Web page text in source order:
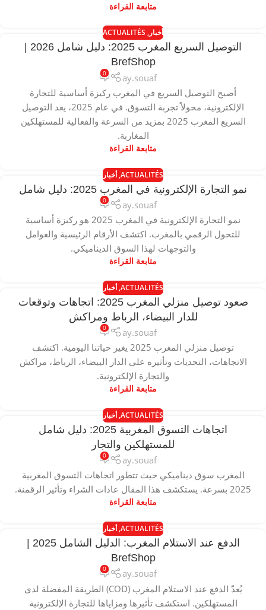
متابعة القراءة
أخبار,
ACTUALITÉS
BrefShop
ay.souaf
0
أصبح التوصيل السريع في المغرب ركيزة أساسية للتجارة
الإلكترونية، محولاً تجربة التسوق. في عام 2025، يعد التوصيل
السريع المغرب 2025 بمزيد من السرعة والفعالية للمستهلكين
المغاربة.
متابعة القراءة
ACTUALITÉS
,أخبار
نمو التجارة الإلكترونية في المغرب 2025: دليل شامل
ay.souaf
0
نمو التجارة الإلكترونية في المغرب 2025 هو ركيزة أساسية
للتحول الرقمي بالمغرب. اكتشف الأرقام الرئيسية والعوامل
والتوجهات لهذا السوق الديناميكي.
متابعة القراءة
ACTUALITÉS
,أخبار
صعود توصيل منزلي المغرب 2025: اتجاهات وتوقعات
للدار البيضاء، الرباط ومراكش
ay.souaf
0
توصيل منزلي المغرب 2025 يغير حياتنا اليومية. اكتشف
الاتجاهات، التحديات وتأثيره على الدار البيضاء، الرباط، مراكش
والتجارة الإلكترونية.
متابعة القراءة
ACTUALITÉS
,أخبار
اتجاهات التسوق المغربية 2025: دليل شامل
للمستهلكين والتجار
ay.souaf
0
المغرب سوق ديناميكي حيث تتطور اتجاهات التسوق المغربية
2025 بسرعة. يستكشف هذا المقال عادات الشراء وتأثير الرقمنة.
متابعة القراءة
ACTUALITÉS
,أخبار
BrefShop
ay.souaf
0
يُعدّ الدفع عند الاستلام المغرب (COD) الطريقة المفضلة لدى
المستهلكين. استكشف تأثيرها ومزاياها للتجارة الإلكترونية